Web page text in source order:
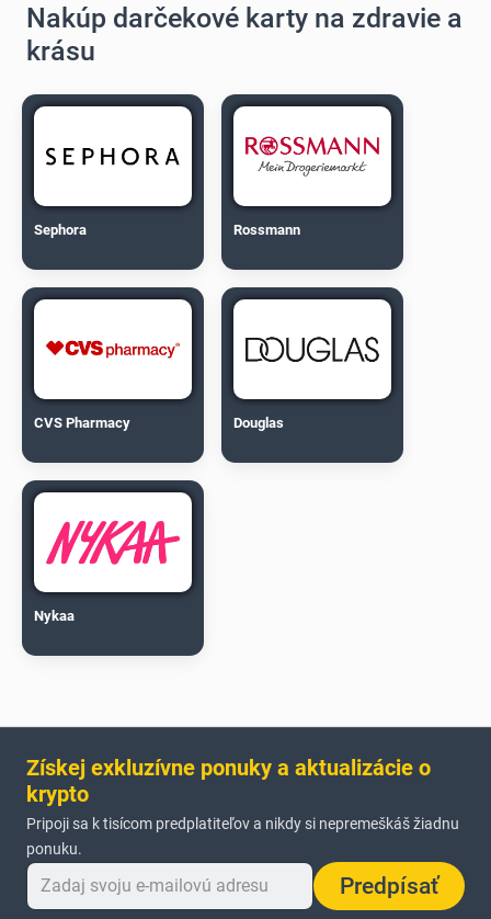
Nakúp darčekové karty na zdravie a
krásu
Sephora Rossmann
CVS Pharmacy Douglas
Nykaa
Získej exkluzívne ponuky a aktualizácie o
krypto
Pripoji sa k tisícom predplatiteľov a nikdy si nepremeškáš žiadnu
ponuku.
Predpísať